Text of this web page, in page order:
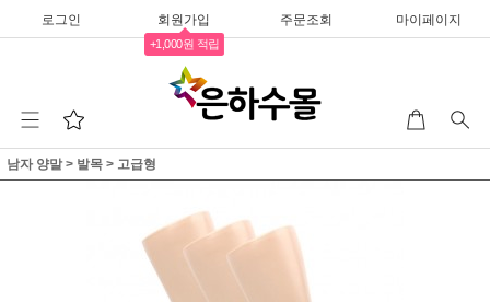
로그인 회원가입
+1,000원 적립
주문조회 마이페이지
남자 양말 > 발목 > 고급형